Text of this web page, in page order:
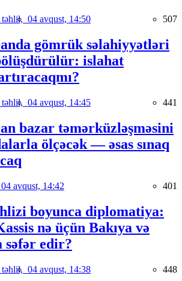
təhlil, 04 avqust, 14:50 507
gömrük səlahiyyətləri
islahat
təhlil, 04 avqust, 14:45 441
bazar təmərküzləşməsini
ölçəcək — əsas sınaq
04 avqust, 14:42 401
boyunca diplomatiya:
nə üçün Bakıya və
səfər edir?
təhlil, 04 avqust, 14:38 448